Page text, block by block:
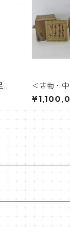
＜古物・
中次 有沢
村宗哲